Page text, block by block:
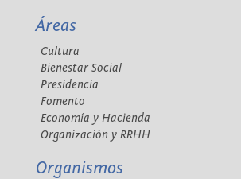
Áreas
Cultura
Bienestar Social
Presidencia
Fomento
Economía y Hacienda
Organización y RRHH
Organismos